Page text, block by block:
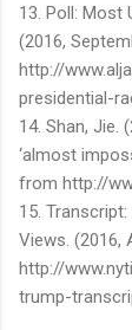
13. Poll: Most
(2016,
http://
presidential-
14. Shan, Jie.
‘almost
from http://
15.
Views. (2016,
http://
trump-